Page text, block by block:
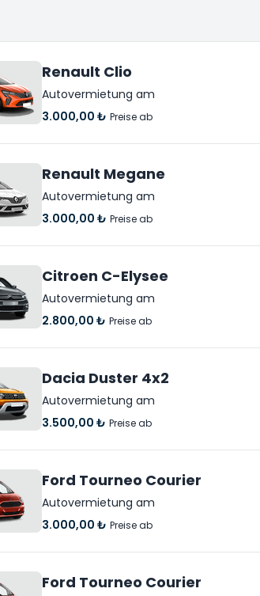
Renault Clio
Autovermietung am
3.000,00 ₺ Preise ab
Renault Megane
Autovermietung am
3.000,00 ₺ Preise ab
Citroen C-Elysee
Autovermietung am
2.800,00 ₺ Preise ab
Dacia Duster 4x2
Autovermietung am
3.500,00 ₺ Preise ab
Ford Tourneo Courier
Autovermietung am
3.000,00 ₺ Preise ab
Ford Tourneo Courier